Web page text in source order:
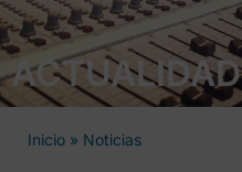
ACTUALIDAD
Inicio » Noticias